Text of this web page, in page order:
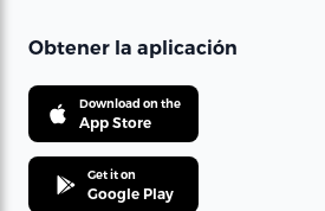
Obtener la aplicación
Download on the
App Store
Get it on
Google Play